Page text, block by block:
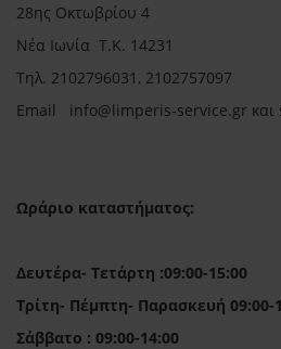
28ης Οκτωβρίου 4
Νέα Ιωνία Τ.Κ. 14231
Τηλ. 2102796031, 2102757097
Email info@limperis-service.gr
Ωράριο καταστήματος:
Δευτέρα- Τετάρτη :09:00-15:00
Τρίτη- Πέμπτη- Παρασκευή 09:00-
Σάββατο : 09:00-14:00